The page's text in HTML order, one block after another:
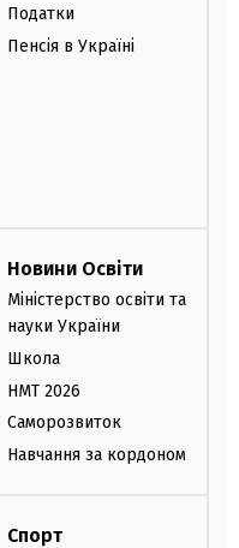
Податки
Пенсія в Україні
Новини Освіти
Міністерство освіти та
науки України
Школа
НМТ 2026
Саморозвиток
Навчання за кордоном
Спорт